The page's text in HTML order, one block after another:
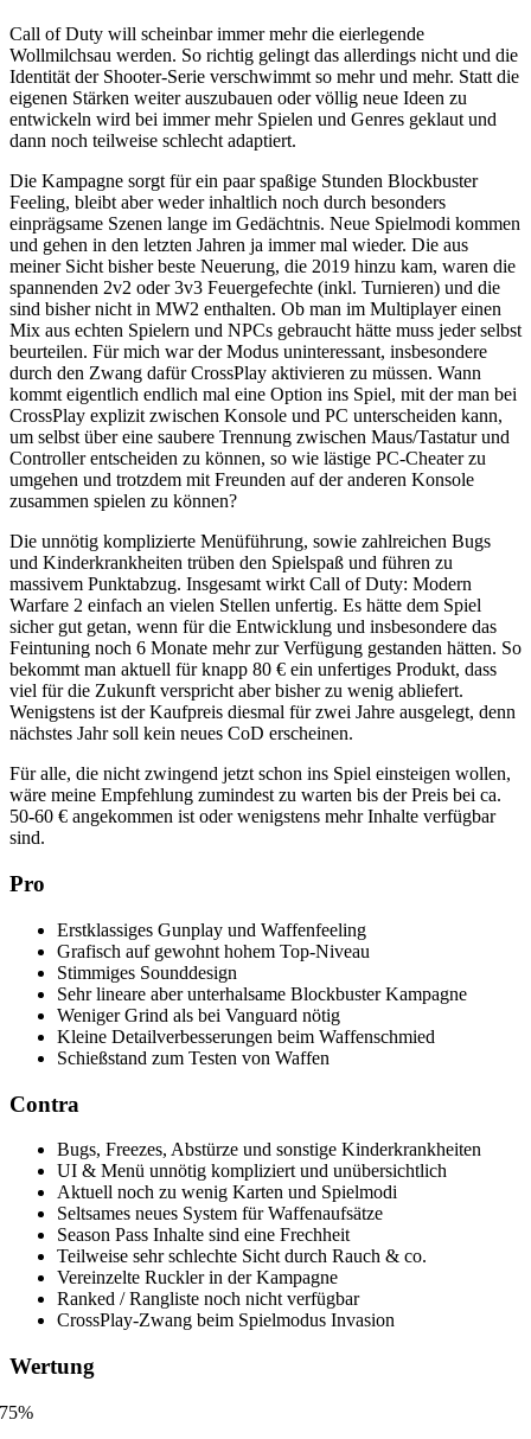
Call of Duty will scheinbar immer mehr die eierlegende
Wollmilchsau werden. So richtig gelingt das allerdings nicht und die
Identität der Shooter-Serie verschwimmt so mehr und mehr. Statt die
eigenen Stärken weiter auszubauen oder völlig neue Ideen zu
entwickeln wird bei immer mehr Spielen und Genres geklaut und
dann noch teilweise schlecht adaptiert.
Die Kampagne sorgt für ein paar spaßige Stunden Blockbuster
Feeling, bleibt aber weder inhaltlich noch durch besonders
einprägsame Szenen lange im Gedächtnis. Neue Spielmodi kommen
und gehen in den letzten Jahren ja immer mal wieder. Die aus
meiner Sicht bisher beste Neuerung, die 2019 hinzu kam, waren die
spannenden 2v2 oder 3v3 Feuergefechte (inkl. Turnieren) und die
sind bisher nicht in MW2 enthalten. Ob man im Multiplayer einen
Mix aus echten Spielern und NPCs gebraucht hätte muss jeder selbst
beurteilen. Für mich war der Modus uninteressant, insbesondere
durch den Zwang dafür CrossPlay aktivieren zu müssen. Wann
kommt eigentlich endlich mal eine Option ins Spiel, mit der man bei
CrossPlay explizit zwischen Konsole und PC unterscheiden kann,
um selbst über eine saubere Trennung zwischen Maus/Tastatur und
Controller entscheiden zu können, so wie lästige PC-Cheater zu
umgehen und trotzdem mit Freunden auf der anderen Konsole
zusammen spielen zu können?
Die unnötig komplizierte Menüführung, sowie zahlreichen Bugs
und Kinderkrankheiten trüben den Spielspaß und führen zu
massivem Punktabzug. Insgesamt wirkt Call of Duty: Modern
Warfare 2 einfach an vielen Stellen unfertig. Es hätte dem Spiel
sicher gut getan, wenn für die Entwicklung und insbesondere das
Feintuning noch 6 Monate mehr zur Verfügung gestanden hätten. So
bekommt man aktuell für knapp 80 € ein unfertiges Produkt, dass
viel für die Zukunft verspricht aber bisher zu wenig abliefert.
Wenigstens ist der Kaufpreis diesmal für zwei Jahre ausgelegt, denn
nächstes Jahr soll kein neues CoD erscheinen.
Für alle, die nicht zwingend jetzt schon ins Spiel einsteigen wollen,
wäre meine Empfehlung zumindest zu warten bis der Preis bei ca.
50-60 € angekommen ist oder wenigstens mehr Inhalte verfügbar
sind.
Pro
Erstklassiges Gunplay und Waffenfeeling
Grafisch auf gewohnt hohem Top-Niveau
Stimmiges Sounddesign
Sehr lineare aber unterhalsame Blockbuster Kampagne
Weniger Grind als bei Vanguard nötig
Kleine Detailverbesserungen beim Waffenschmied
Schießstand zum Testen von Waffen
Contra
Bugs, Freezes, Abstürze und sonstige Kinderkrankheiten
UI & Menü unnötig kompliziert und unübersichtlich
Aktuell noch zu wenig Karten und Spielmodi
Seltsames neues System für Waffenaufsätze
Season Pass Inhalte sind eine Frechheit
Teilweise sehr schlechte Sicht durch Rauch & co.
Vereinzelte Ruckler in der Kampagne
Ranked / Rangliste noch nicht verfügbar
CrossPlay-Zwang beim Spielmodus Invasion
Wertung